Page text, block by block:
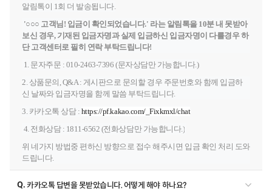
알림톡이 1회 더 발송됩니다.
'○○○ 고객님! 입금이 확인되었습니다.' 라는 알림톡을 10분 내 못받아
보신 경우, 기재된 입금자명과 실제 입금하신 입금자명이 다를경우 하
단 고객센터로 필히 연락 부탁드립니다!
1. 문자주문 : 010-2463-7396 (문자상담만 가능합니다.)
2. 상품문의, Q&A : 게시판으로 문의할 경우 주문번호와 함께 입금하
신 날짜와 입금자명을 함께 말씀 부탁드립니다.
3. 카카오톡 상담 : https://pf.kakao.com/_Fixkmxl/chat
4. 전화상담 : 1811-6562 (전화상담만 가능합니다.)
위 네가지 방법중 편하신 방향으로 접수 해주시면 입금 확인 처리 도와
드립니다.
Q. 카카오톡 답변을 못받았습니다. 어떻게 해야 하나요?